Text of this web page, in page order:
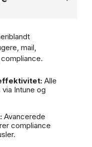
mail,
Alle
Intune og
Avancerede
compliance